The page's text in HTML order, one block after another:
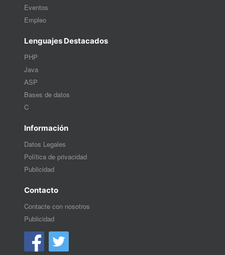
Eventos
Empleo
Lenguajes Destacados
PHP
Java
ASP
Bases de datos
C
Información
Datos Legales
Política de privacidad
Publicidad
Contacto
Contacte con nosotros
Publicidad